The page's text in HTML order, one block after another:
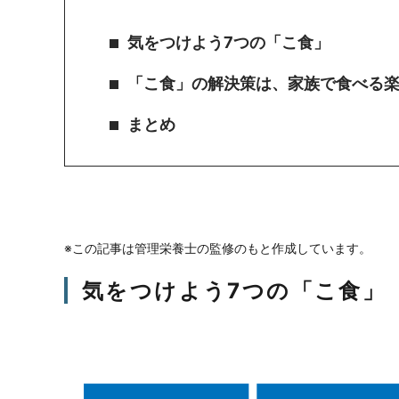
気をつけよう7つの「こ食」
「こ食」の解決策は、家族で食べる
まとめ
※この記事は管理栄養士の監修のもと作成しています。
気をつけよう7つの「こ食」